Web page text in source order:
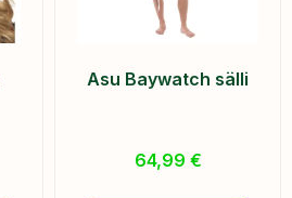
Asu Baywatch sälli
64,99 €